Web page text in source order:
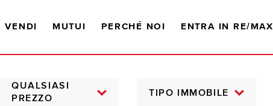
VENDI MUTUI PERCHÉ NOI ENTRA IN RE/MAX
QUALSIASI
PREZZO
TIPO IMMOBILE